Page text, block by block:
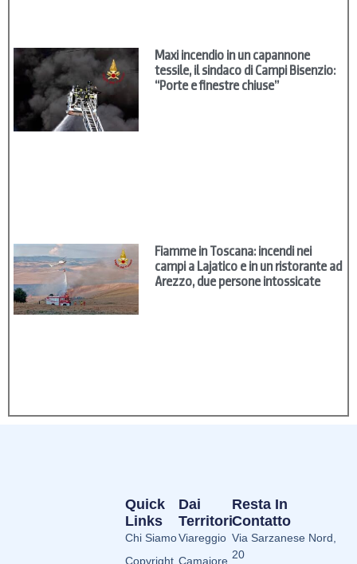
Maxi incendio in un capannone
tessile, il sindaco di Campi Bisenzio:
“Porte e finestre chiuse”
Fiamme in Toscana: incendi nei
campi a Lajatico e in un ristorante ad
Arezzo, due persone intossicate
Dai
Territori
Viareggio
Camaiore
Quick
Links
Chi Siamo
Copyright
Resta In
Contatto
Via Sarzanese Nord,
20